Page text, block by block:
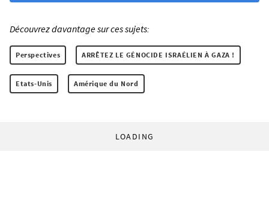
Découvrez davantage sur ces sujets:
Perspectives ARRÊTEZ LE GÉNOCIDE ISRAÉLIEN À GAZA !
Etats-Unis Amérique du Nord
LOADING